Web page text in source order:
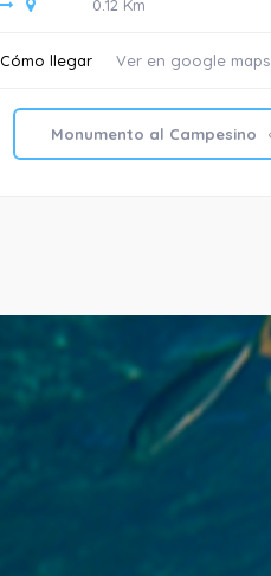
0.12 Km
Cómo llegar Ver en google maps
Monumento al Campesino